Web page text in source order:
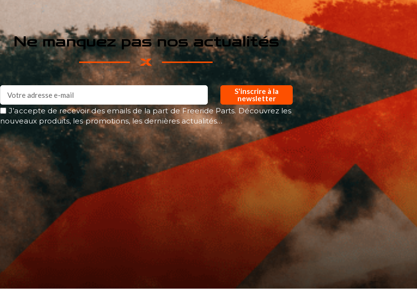
Ne manquez pas nos actualités
S'inscrire à la
newsletter
J’accepte de recevoir des emails de la part de Freeride Parts. Découvrez les
nouveaux produits, les promotions, les dernières actualités…